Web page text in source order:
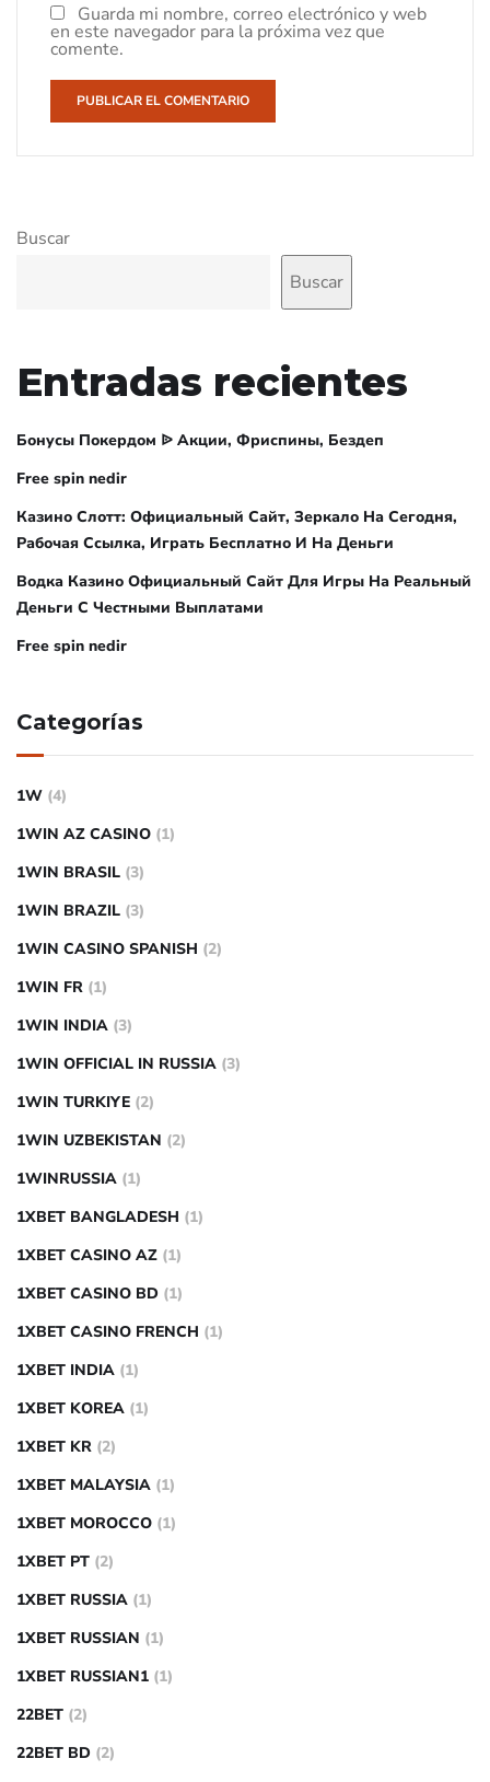
Guarda mi nombre, correo electrónico y web
en este navegador para la próxima vez que
comente.
Buscar
Buscar
Entradas recientes
Бонусы Покердом ᐉ Акции, Фриспины, Бездеп
Free spin nedir
Казино Слотт: Официальный Сайт, Зеркало На Сегодня,
Рабочая Ссылка, Играть Бесплатно И На Деньги
Водка Казино Официальный Сайт Для Игры На Реальный
Деньги С Честными Выплатами
Free spin nedir
Categorías
1W (4)
1WIN AZ CASINO (1)
1WIN BRASIL (3)
1WIN BRAZIL (3)
1WIN CASINO SPANISH (2)
1WIN FR (1)
1WIN INDIA (3)
1WIN OFFICIAL IN RUSSIA (3)
1WIN TURKIYE (2)
1WIN UZBEKISTAN (2)
1WINRUSSIA (1)
1XBET BANGLADESH (1)
1XBET CASINO AZ (1)
1XBET CASINO BD (1)
1XBET CASINO FRENCH (1)
1XBET INDIA (1)
1XBET KOREA (1)
1XBET KR (2)
1XBET MALAYSIA (1)
1XBET MOROCCO (1)
1XBET PT (2)
1XBET RUSSIA (1)
1XBET RUSSIAN (1)
1XBET RUSSIAN1 (1)
22BET (2)
22BET BD (2)